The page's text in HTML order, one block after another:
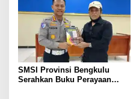
SMSI Provinsi Bengkulu
Serahkan Buku Perayaan